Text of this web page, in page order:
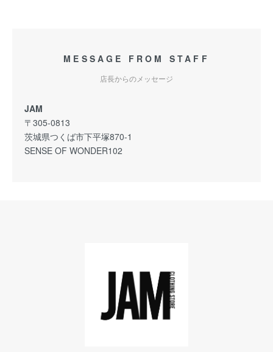
MESSAGE FROM STAFF
店長からのメッセージ
JAM
〒305-0813
茨城県つくば市下平塚870-1
SENSE OF WONDER102